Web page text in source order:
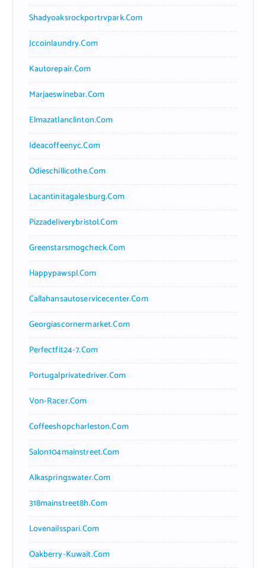
Shadyoaksrockportrvpark.com
Jccoinlaundry.com
Kautorepair.com
Marjaeswinebar.com
Elmazatlanclinton.com
Ideacoffeenyc.com
Odieschillicothe.com
Lacantinitagalesburg.com
Pizzadeliverybristol.com
Greenstarsmogcheck.com
Happypawspl.com
Callahansautoservicecenter.com
Georgiascornermarket.com
Perfectfit24-7.com
Portugalprivatedriver.com
Von-Racer.com
Coffeeshopcharleston.com
Salon104mainstreet.com
Alkaspringswater.com
318mainstreet8h.com
Lovenailsspari.com
Oakberry-Kuwait.com